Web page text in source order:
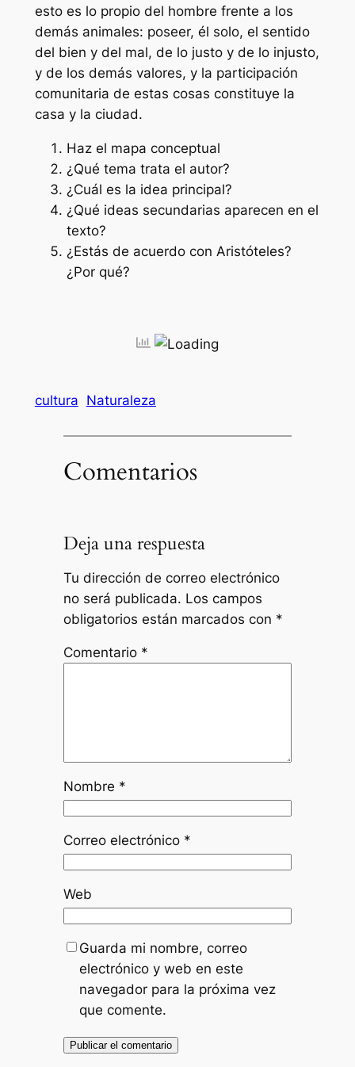
esto es lo propio del hombre frente a los
demás animales: poseer, él solo, el sentido
del bien y del mal, de lo justo y de lo injusto,
y de los demás valores, y la participación
comunitaria de estas cosas constituye la
casa y la ciudad.
Haz el mapa conceptual
¿Qué tema trata el autor?
¿Cuál es la idea principal?
¿Qué ideas secundarias aparecen en el
texto?
¿Estás de acuerdo con Aristóteles?
¿Por qué?
cultura Naturaleza
Comentarios
Deja una respuesta
Tu dirección de correo electrónico
no será publicada. Los campos
obligatorios están marcados con *
Comentario *
Nombre *
Correo electrónico *
Web
Guarda mi nombre, correo
electrónico y web en este
navegador para la próxima vez
que comente.